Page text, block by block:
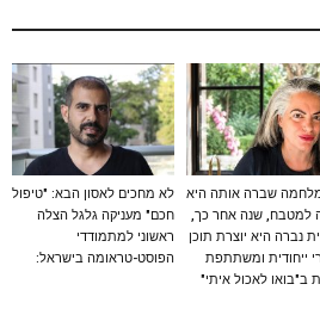
שברה אותה היא
למטבח, שנה אחר כך,
נברה היא יוצרת תוכן
ייחודית ומשתתפת
ב"בואו לאכול איתי"
לא מחכים לאסון הבא: "טיפול
חכם" מעניקה גלגל הצלה
ראשוני למתמודדי
הפוסט-טראומה בישראל: